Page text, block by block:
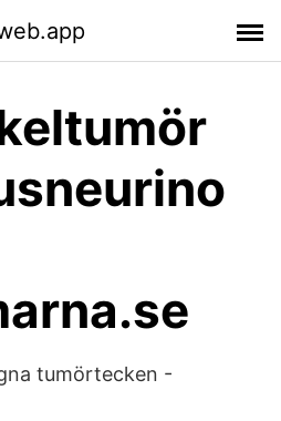
tumörtecken -